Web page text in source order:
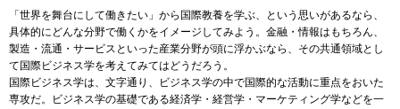
「世界を舞台にして働きたい」から国際教養を学ぶ、という思いがあるなら、
具体的にどんな分野で働くかをイメージしてみよう。金融・情報はもちろん、
製造・流通・サービスといった産業分野が頭に浮かぶなら、その共通領域とし
て国際ビジネス学を考えてみてはどうだろう。
国際ビジネス学は、文字通り、ビジネス学の中で国際的な活動に重点をおいた
専攻だ。ビジネス学の基礎である経済学・経営学・マーケティング学などを一